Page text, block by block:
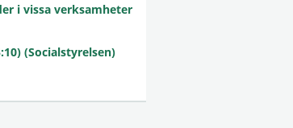
i vissa verksamheter
(Socialstyrelsen)